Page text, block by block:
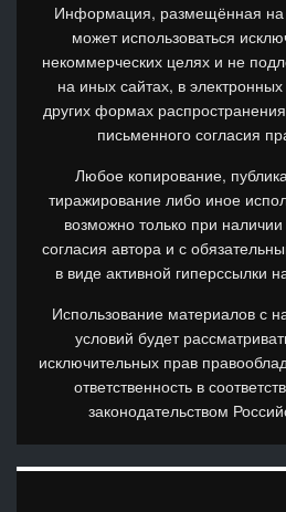
Информация, размещённая на
может использоваться
некоммерческих целях и не
на иных сайтах, в
других формах
письменного согласия
Любое копирование,
тиражирование либо иное
возможно только при
согласия автора и с
в виде активной гиперссылки
Использование материалов с
условий будет
исключительных прав
ответственность в
законодательством